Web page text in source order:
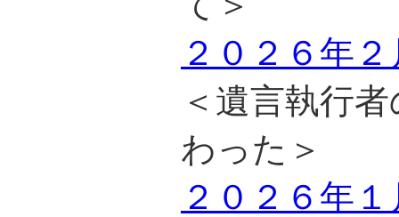
２０２６年
＜遺言執行
わった＞
２０２６年